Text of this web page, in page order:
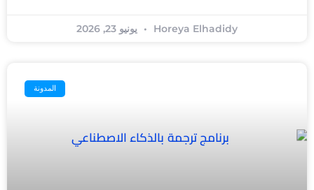
Horeya Elhadidy يونيو 23, 2026
المدونة